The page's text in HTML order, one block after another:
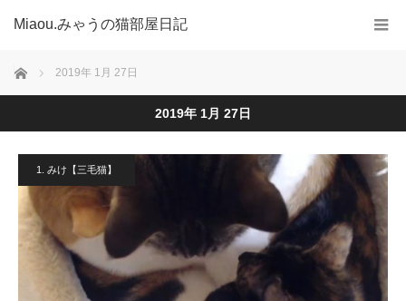
Miaou.みゃうの猫部屋日記
ホーム 2019年 1月 27日
2019年 1月 27日
1. みけ【三毛猫】